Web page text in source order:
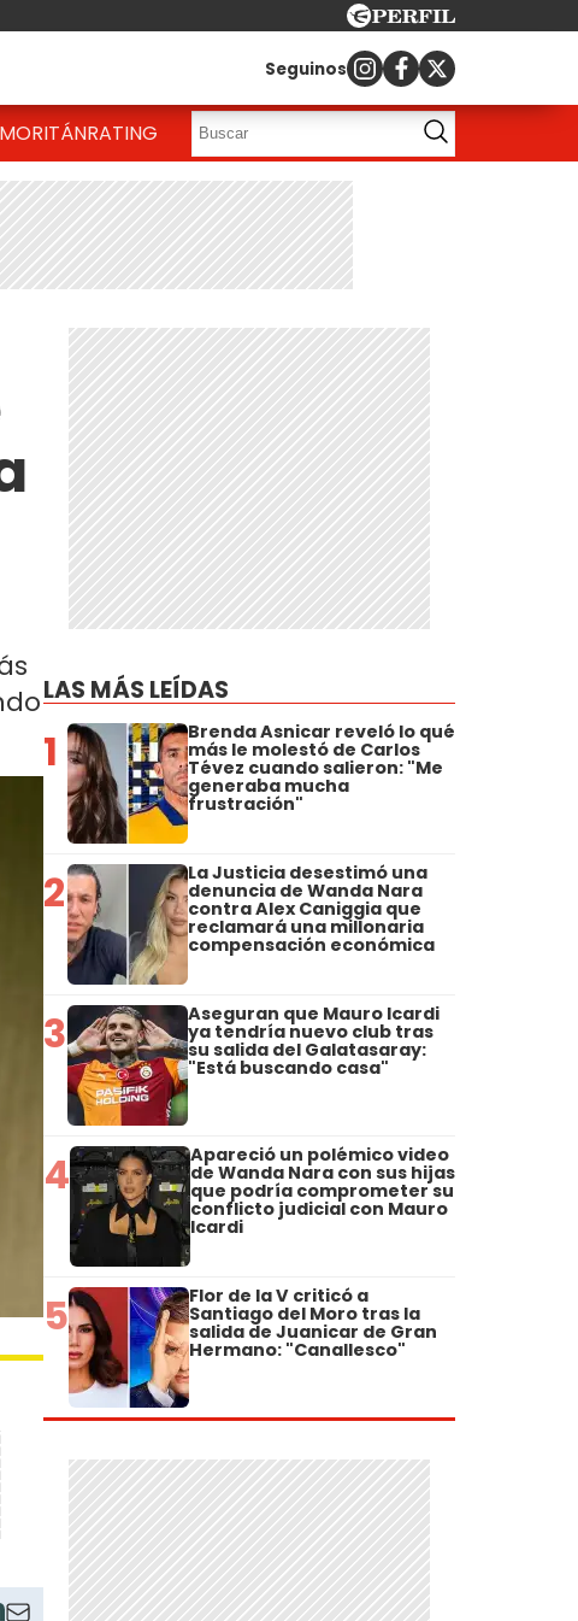
Seguinos
RATING
LAS MÁS LEÍDAS
1 Brenda Asnicar reveló lo qué
más le molestó de Carlos
Tévez cuando salieron: "Me
generaba mucha
frustración"
2 La Justicia desestimó una
denuncia de Wanda Nara
contra Alex Caniggia que
reclamará una millonaria
compensación económica
3 Aseguran que Mauro Icardi
ya tendría nuevo club tras
su salida del Galatasaray:
"Está buscando casa"
4 Apareció un polémico video
de Wanda Nara con sus hijas
que podría comprometer su
conflicto judicial con Mauro
Icardi
5 Flor de la V criticó a
Santiago del Moro tras la
salida de Juanicar de Gran
Hermano: "Canallesco"